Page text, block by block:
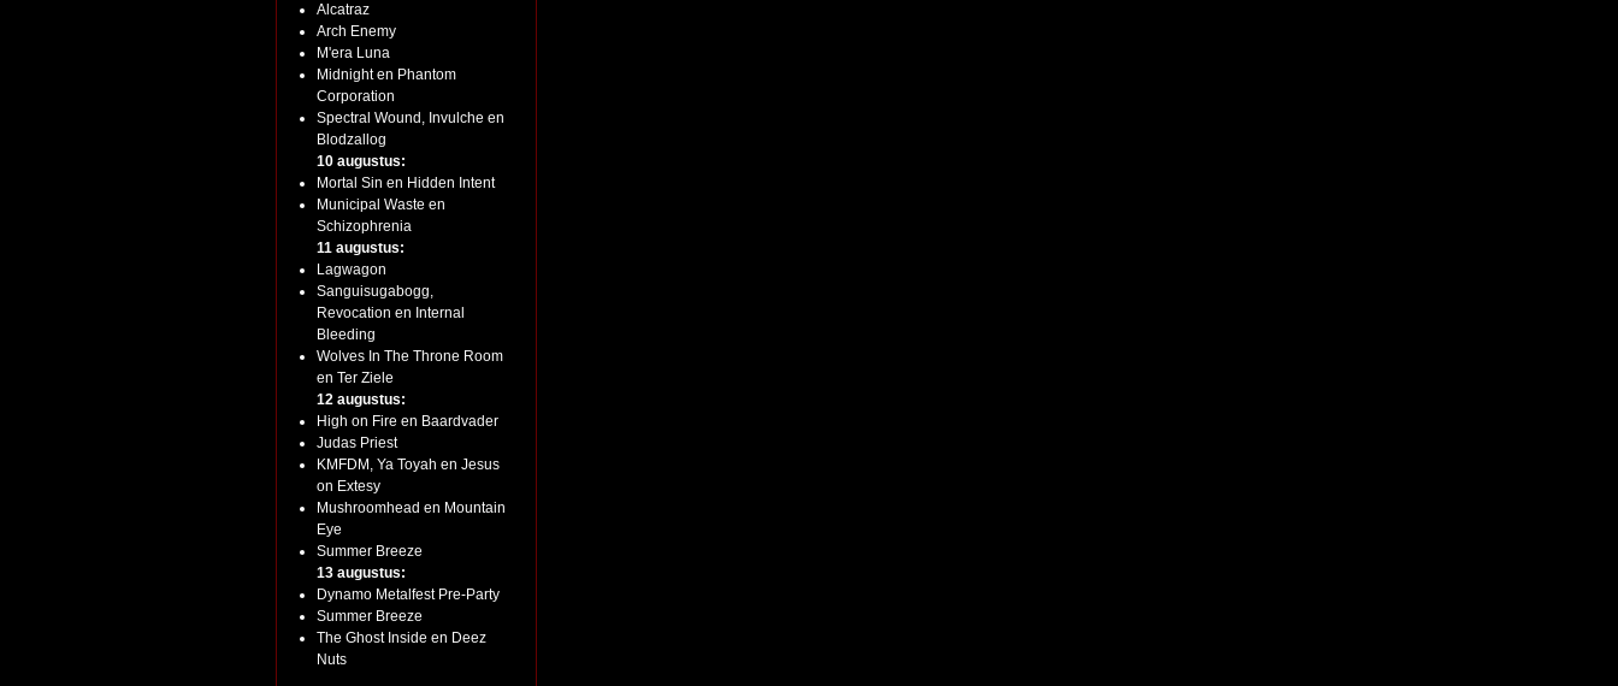
Alcatraz
Arch Enemy
M'era Luna
Midnight en Phantom
Corporation
Spectral Wound, Invulche en
Blodzallog
10 augustus:
Mortal Sin en Hidden Intent
Municipal Waste en
Schizophrenia
11 augustus:
Lagwagon
Sanguisugabogg,
Revocation en Internal
Bleeding
Wolves In The Throne Room
en Ter Ziele
12 augustus:
High on Fire en Baardvader
Judas Priest
KMFDM, Ya Toyah en Jesus
on Extesy
Mushroomhead en Mountain
Eye
Summer Breeze
13 augustus:
Dynamo Metalfest Pre-Party
Summer Breeze
The Ghost Inside en Deez
Nuts